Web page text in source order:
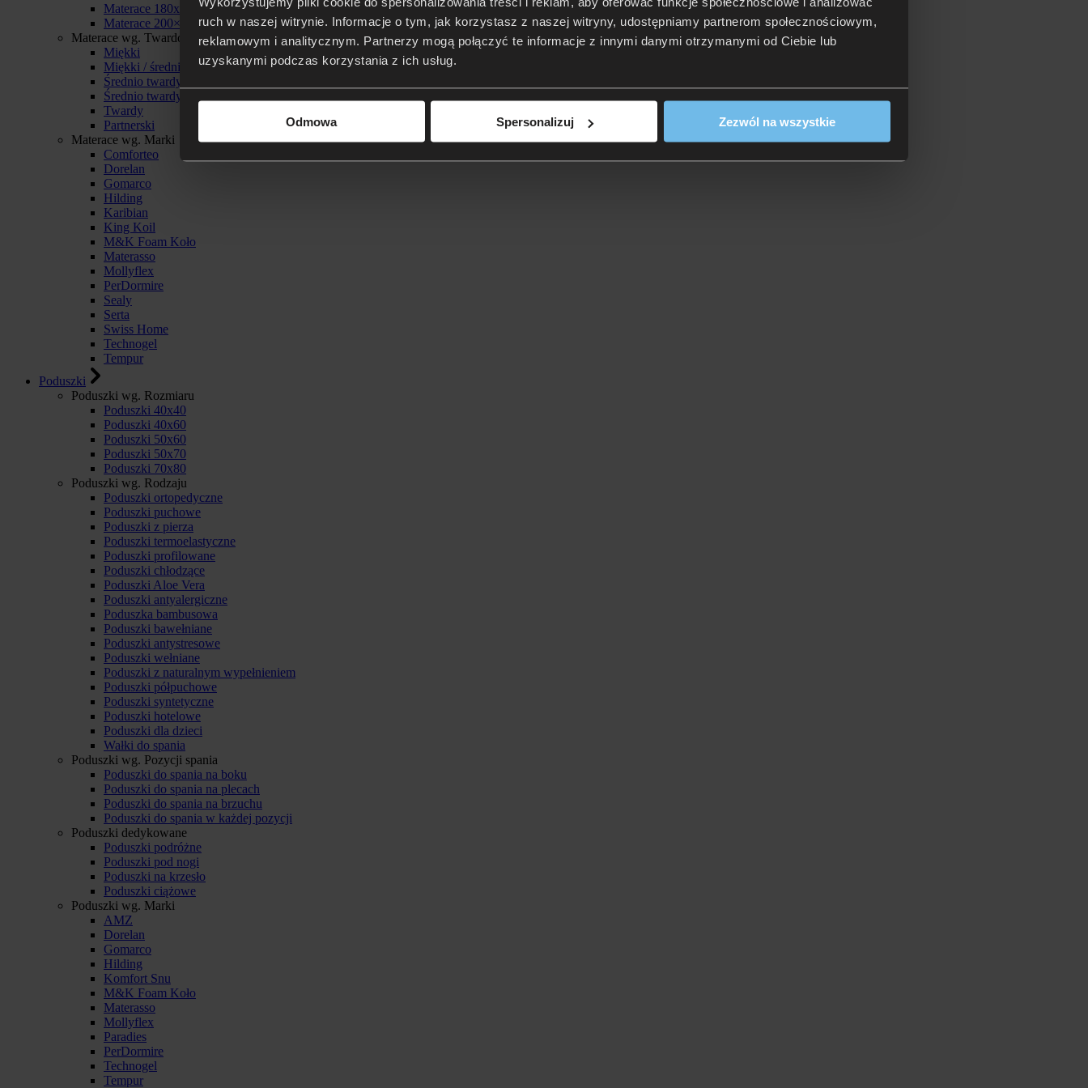
ruch w naszej witrynie. Informacje o tym, jak korzystasz z naszej witryny, udostępniamy partnerom społecznościowym,
reklamowym i analitycznym. Partnerzy mogą połączyć te informacje z innymi danymi otrzymanymi od Ciebie lub
uzyskanymi podczas korzystania z ich usług.
Odmowa Spersonalizuj Zezwól na wszystkie
Materace 180x200
Materace 200×200
Materace wg. Twardości
Miękki
Miękki / średnio twardy
Średnio twardy
Średnio twardy / twardy
Twardy
Partnerski
Materace wg. Marki
Comforteo
Dorelan
Gomarco
Hilding
Karibian
King Koil
M&K Foam Koło
Materasso
Mollyflex
PerDormire
Sealy
Serta
Swiss Home
Technogel
Tempur
Poduszki
Poduszki wg. Rozmiaru
Poduszki 40x40
Poduszki 40x60
Poduszki 50x60
Poduszki 50x70
Poduszki 70x80
Poduszki wg. Rodzaju
Poduszki ortopedyczne
Poduszki puchowe
Poduszki z pierza
Poduszki termoelastyczne
Poduszki profilowane
Poduszki chłodzące
Poduszki Aloe Vera
Poduszki antyalergiczne
Poduszka bambusowa
Poduszki bawełniane
Poduszki antystresowe
Poduszki wełniane
Poduszki z naturalnym wypełnieniem
Poduszki półpuchowe
Poduszki syntetyczne
Poduszki hotelowe
Poduszki dla dzieci
Wałki do spania
Poduszki wg. Pozycji spania
Poduszki do spania na boku
Poduszki do spania na plecach
Poduszki do spania na brzuchu
Poduszki do spania w każdej pozycji
Poduszki dedykowane
Poduszki podróżne
Poduszki pod nogi
Poduszki na krzesło
Poduszki ciążowe
Poduszki wg. Marki
AMZ
Dorelan
Gomarco
Hilding
Komfort Snu
M&K Foam Koło
Materasso
Mollyflex
Paradies
PerDormire
Technogel
Tempur